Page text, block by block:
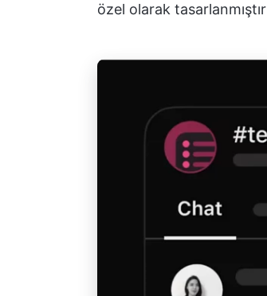
özel olarak tasarlanmıştır